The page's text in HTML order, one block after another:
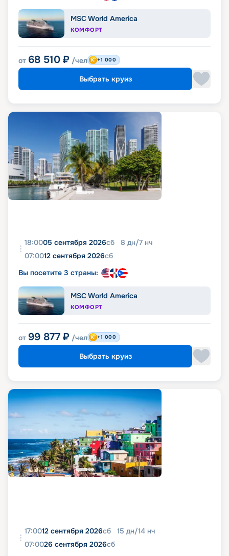
MSC World America
КОМФОРТ
от 68 510 ₽ /чел +1 000
Выбрать круиз
18:0005 сентября 2026сб 8 дн/7 нч
07:0012 сентября 2026сб
Вы посетите 3 страны:
MSC World America
КОМФОРТ
от 99 877 ₽ /чел +1 000
Выбрать круиз
17:0012 сентября 2026сб 15 дн/14 нч
07:0026 сентября 2026сб